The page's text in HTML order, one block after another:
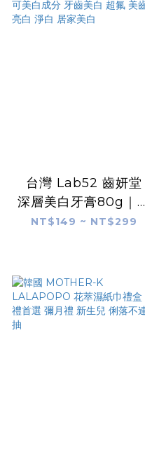
台灣 Lab52 齒妍堂
深層美白牙膏80g｜美
齒小金管 衛福部核可
家美白
NT$149 ~ NT$299